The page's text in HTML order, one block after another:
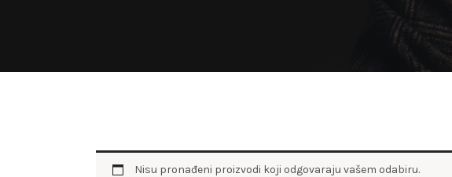
Nisu pronađeni proizvodi koji odgovaraju vašem odabiru.